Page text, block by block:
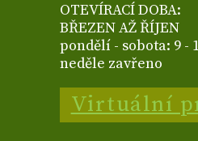
OTEVÍRACÍ DOBA:
BŘEZEN AŽ ŘÍJEN
pondělí - sobota: 9 -
neděle zavřeno
Virtuální